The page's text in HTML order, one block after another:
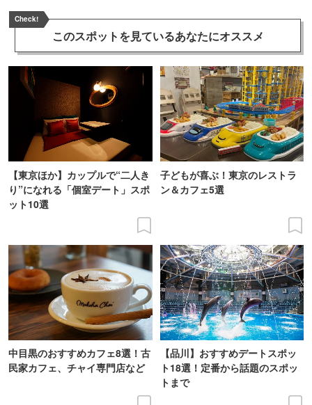
Check!
このスポットを見ているあなたにオススメ
【東京ほか】カップルで“二人き
り”になれる「個室デート」スポ
ット10選
子どもが喜ぶ！東京のレストラ
ン＆カフェ5選
中目黒のおすすめカフェ8選！古
民家カフェ、チャイ専門店など
【品川】おすすめデートスポッ
ト18選！定番から話題のスポッ
トまで